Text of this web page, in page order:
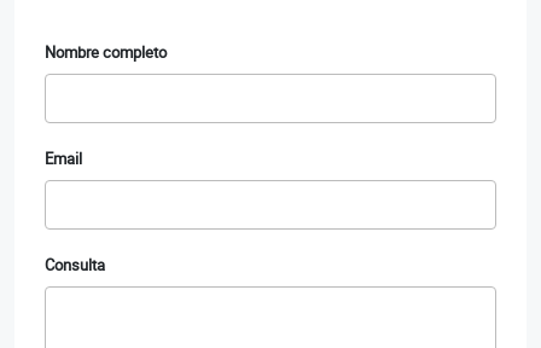
Nombre completo
Email
Consulta